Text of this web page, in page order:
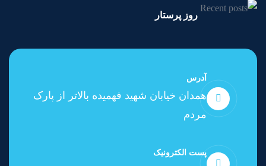
روز پرستار
آدرس
همدان خیابان شهید فهمیده بالاتر از پارک
مردم
پست الکترونیک